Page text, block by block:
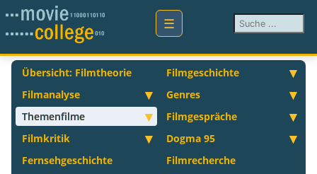
Suchen ...
Übersicht: Filmtheorie
Filmgeschichte
Filmanalyse
Genres
Themenfilme
Filmgespräche
Filmkritik
Dogma 95
Fernsehgeschichte
Filmrecherche